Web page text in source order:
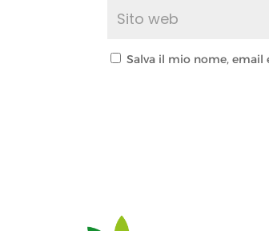
Salva il mio nome,